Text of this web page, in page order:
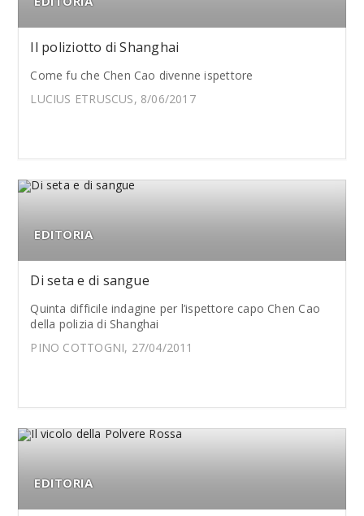
Il poliziotto di Shanghai
Come fu che Chen Cao divenne ispettore
LUCIUS ETRUSCUS, 8/06/2017
EDITORIA
Di seta e di sangue
Quinta difficile indagine per l’ispettore capo Chen Cao
della polizia di Shanghai
PINO COTTOGNI, 27/04/2011
EDITORIA